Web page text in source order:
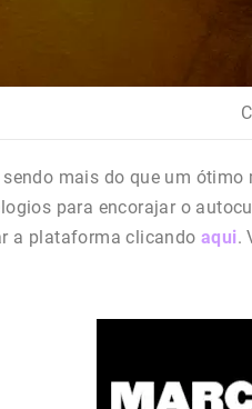
sendo mais do que um
para encorajar o
a plataforma clicando aqui.